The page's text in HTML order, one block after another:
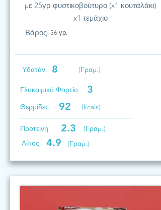
με 25γρ φυστικοβούτυρο (x1 κουταλάκι)
x1 τεμάχιο
Βάρος: 36 γρ.
Υδατάν. 8 (Γραμ.)
Γλυκαιμικό Φορτίο 3
Θερμίδες 92 (kcals)
Προτεινη 2.3
(Γραμ.)
Λίπος
4.9 (Γραμ.)